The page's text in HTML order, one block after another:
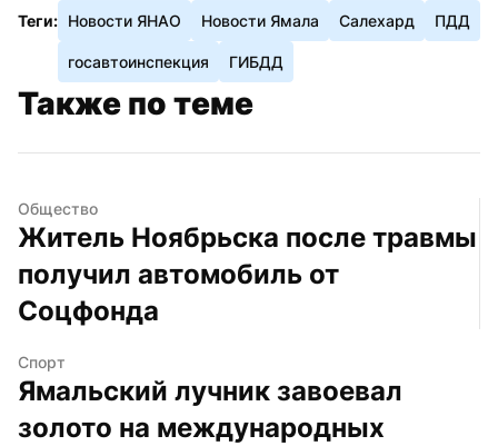
Теги: Новости ЯНАО Новости Ямала Салехард ПДД
госавтоинспекция ГИБДД
Также по теме
Общество
Житель Ноябрьска после травмы
получил автомобиль от
Соцфонда
Спорт
Ямальский лучник завоевал
золото на международных